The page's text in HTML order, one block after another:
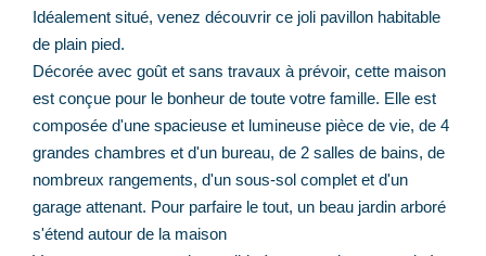
Idéalement situé, venez découvrir ce joli pavillon habitable
de plain pied.
Décorée avec goût et sans travaux à prévoir, cette maison
est conçue pour le bonheur de toute votre famille. Elle est
composée d'une spacieuse et lumineuse pièce de vie, de 4
grandes chambres et d'un bureau, de 2 salles de bains, de
nombreux rangements, d'un sous-sol complet et d'un
garage attenant. Pour parfaire le tout, un beau jardin arboré
s'étend autour de la maison